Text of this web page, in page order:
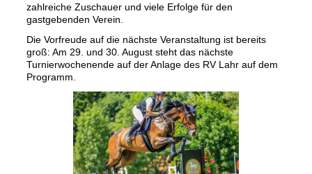
zahlreiche Zuschauer und viele Erfolge für den
gastgebenden Verein.
Die Vorfreude auf die nächste Veranstaltung ist bereits
groß: Am 29. und 30. August steht das nächste
Turnierwochenende auf der Anlage des RV Lahr auf dem
Programm.